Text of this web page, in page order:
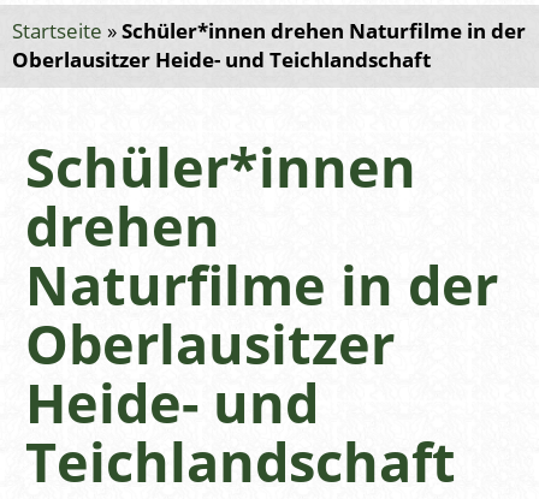
Startseite »Schüler*innen drehen Naturfilme in der
Oberlausitzer Heide- und Teichlandschaft
Schüler*innen
drehen
Naturfilme in der
Oberlausitzer
Heide- und
Teichlandschaft